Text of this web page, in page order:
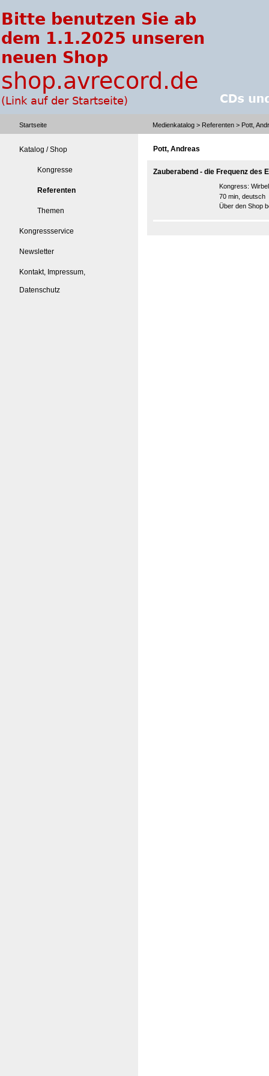
Startseite Medienkatalog > Referenten > Pott,
Katalog / Shop
Kongresse
Referenten
Themen
Kongressservice
Newsletter
Kontakt, Impressum,
Datenschutz
Pott, Andreas
Zauberabend - die Frequenz des
Kongress:
70 min, deutsch
Über den Shop